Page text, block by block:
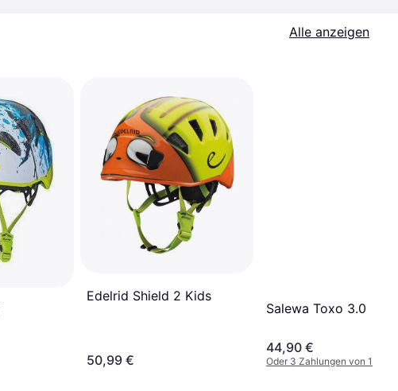
Alle anzeigen
Edelrid Shield 2 Kids
50,99 €
Salewa Toxo 3.0
44,90 €
Oder 3 Zahlungen von 14,96